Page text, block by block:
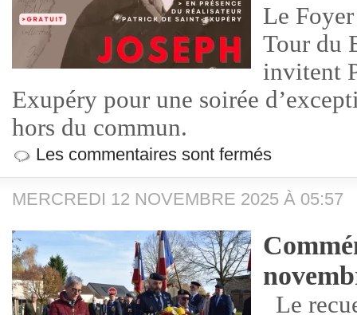
Le
Tour du
invitent
Exupéry pour une soirée
hors du commun.
Les commentaires sont fermés
MERCREDI 12 NOVEMBRE 2025 À 05:57
Le